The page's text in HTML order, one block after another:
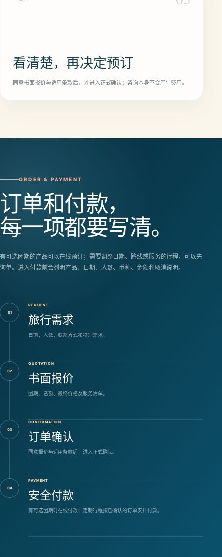
看清楚，再决定预订
同意书面报价与适用条款后，才进入正式确认；咨询本身不会产生费用。
ORDER & PAYMENT
订单和付款，
每一项都要写清。
有可选团期的产品可以在线预订；需要调整日期、路线或服务的行程，可以先
询单。进入付款前会列明产品、日期、人数、币种、金额和取消说明。
01
REQUEST
旅行需求
日期、人数、联系方式和特别需求。
02
QUOTATION
书面报价
团期、名额、最终价格及服务清单。
03
CONFIRMATION
订单确认
同意报价与适用条款后，进入正式确认。
04
PAYMENT
安全付款
有可选团期时在线付款；定制行程按已确认的订单安排付款。